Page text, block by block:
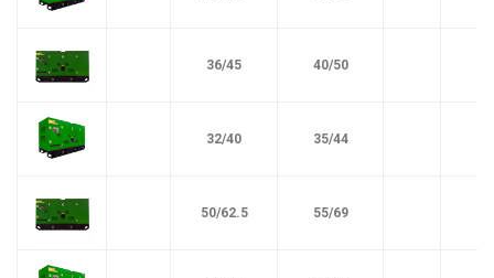
36/45 40/50
32/40 35/44
50/62.5 55/69